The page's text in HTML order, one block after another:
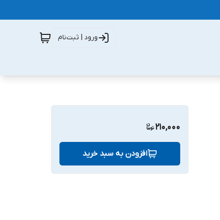
ورود | ثبت‌نام
210,000
افزودن به سبد خرید